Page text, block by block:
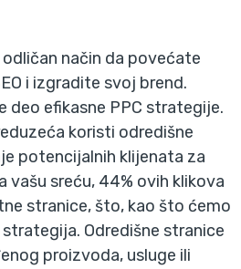
način da povećate
i izgradite svoj brend.
deo efikasne PPC strategije.
koristi odredišne
potencijalnih klijenata za
vašu sreću, 44% ovih klikova
stranice, što, kao što ćemo
Odredišne stranice
proizvoda, usluge ili